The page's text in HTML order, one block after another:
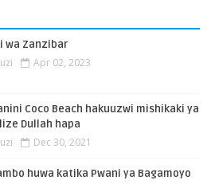
wa Zanzibar
Apr 02, 2023
Coco Beach hakuuzwi mishikaki ya
Dullah hapa
Dec 30, 2021
huwa katika Pwani ya Bagamoyo